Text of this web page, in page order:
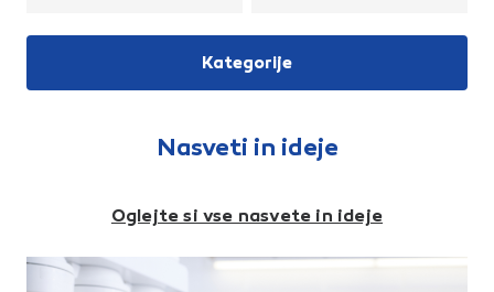
60 x 30 cmDebelina plošče:
3,8 cmPovršina: colormix1
paleta: 10,81 m2 | 60 kos |
970 kg1 kos: 15,75 kg1 m2: 5,55
ipd. Dimenzija: 40 x 40
zmrzali in soli za posipanje
ledenih površinnaravna
niansiranost dveh ali več
obrabiPrimerno za:terase
vrtne potipoti do hišenotranja
paleta: 10,81 m2 | 60 kos |
Kategorije
Nasveti in ideje
Oglejte si vse nasvete in ideje